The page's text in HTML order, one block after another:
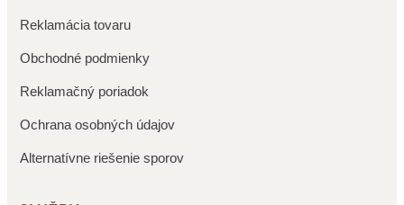
Reklamácia tovaru
Obchodné podmienky
Reklamačný poriadok
Ochrana osobných údajov
Alternatívne riešenie sporov